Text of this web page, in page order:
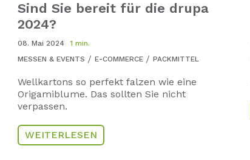
Sind Sie bereit für die drupa
2024?
08. Mai 2024
1 min.
MESSEN & EVENTS
E-COMMERCE PACKMITTEL
Wellkartons so perfekt falzen wie eine
Origamiblume. Das sollten Sie nicht
verpassen.
WEITERLESEN